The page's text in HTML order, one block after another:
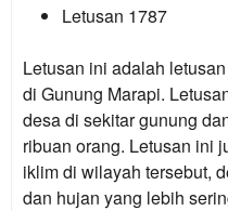
Letusan 1787
Letusan ini adalah
di Gunung Marapi.
desa di sekitar gunung
ribuan orang. Letusan ini
iklim di wilayah tersebut,
dan hujan yang lebih